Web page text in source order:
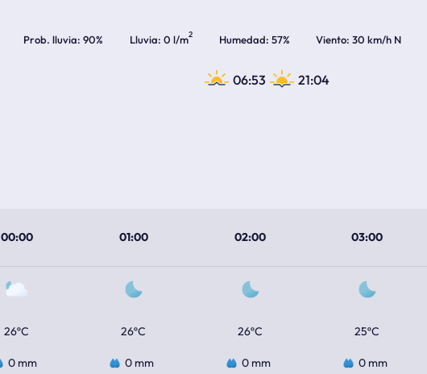
Prob. lluvia 90% Lluvia 0 l/m2 Humedad 57% Viento 30 km/h N
06:53 21:04
00:00 01:00 02:00 03:00
26ºC 26ºC 26ºC 25ºC
0 mm 0 mm 0 mm 0 mm